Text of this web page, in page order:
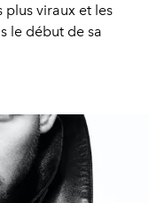
plus viraux et les
le début de sa